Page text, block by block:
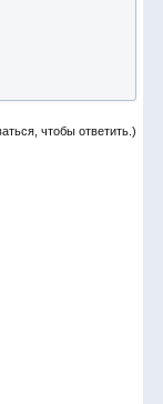
чтобы ответить.)